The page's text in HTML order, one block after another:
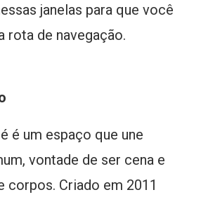
janelas para que você
rota de navegação.
é um espaço que une
vontade de ser cena e
corpos. Criado em 2011